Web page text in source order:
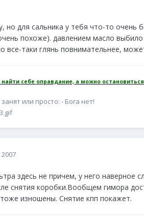
но для сальника у тебя что-то очень
похоже). давлением масло
все-таки глянь повнимательнее,
себе оправдание, а можно
или просто: - Бога нет!
здесь не причем, у него наверное
снятия коробки.Вообщем гимора
изношены. Снятие кпп покажет.